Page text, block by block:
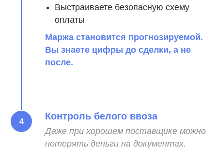
Выстраиваете безопасную схему
оплаты
Маржа становится прогнозируемой.
Вы знаете цифры до сделки, а не
после.
Контроль белого ввоза
Даже при хорошем поставщике можно
потерять деньги на документах.